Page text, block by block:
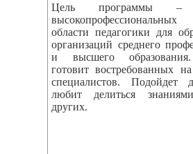
Цель программы –
области педагогики для
организаций среднего
и высшего
готовит востребованных
специалистов. Подойдет
любит делиться
других.